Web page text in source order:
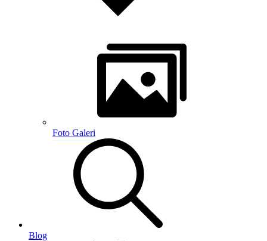
Foto Galeri
Blog